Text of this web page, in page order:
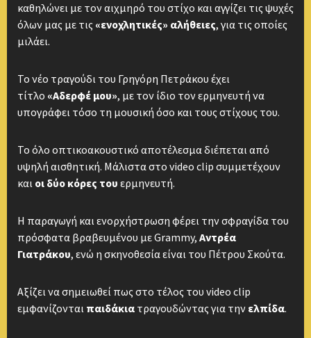
καθηλώνει με τον αιχμηρό του στίχο και αγγίζει τις ψυχές
όλων μας με τις «ενοχλητικές» αλήθειες, για τις οποίες
μιλάει.
To νέο τραγούδι του Γρηγόρη Πετράκου έχει
τίτλο «Αδερφέ μου», με τον ίδιο τον ερμηνευτή να
υπογράφει τόσο τη μουσική όσο και τους στίχους του.
Το όλο οπτικοακουστικό αποτέλεσμα διέπεται από
υψηλή αισθητική. Μάλιστα στο video clip συμμετέχουν
και οι δύο κόρες του ερμηνευτή.
Η παραγωγή και ενορχήστρωση φέρει την σφραγίδα του
πρόσφατα βραβευμένου με Grammy, Αντρέα
Γιατράκου, ενώ η σκηνοθεσία είναι του Πέτρου Σκούτα.
Αξίζει να σημειωθεί πως στο τέλος του video clip
εμφανίζονται παιδάκια τραγουδώντας για την ελπίδα.